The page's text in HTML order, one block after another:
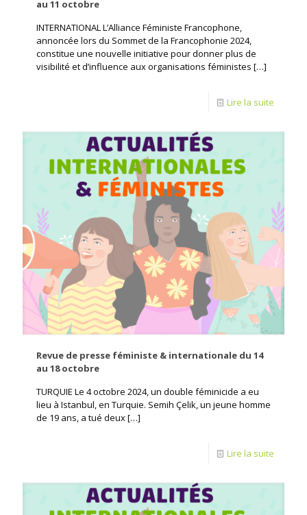
au 11 octobre
INTERNATIONAL L’Alliance Féministe Francophone,
annoncée lors du Sommet de la Francophonie 2024,
constitue une nouvelle initiative pour donner plus de
visibilité et d’influence aux organisations féministes […]
Lire la suite
Revue de presse féministe & internationale du 14
au 18 octobre
TURQUIE Le 4 octobre 2024, un double féminicide a eu
lieu à Istanbul, en Turquie. Semih Çelik, un jeune homme
de 19 ans, a tué deux[…]
Lire la suite